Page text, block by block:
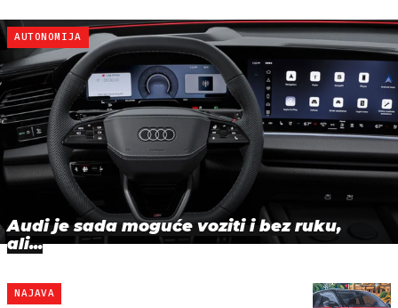
AUTONOMIJA
Audi je sada moguće voziti i bez ruku,
ali...
NAJAVA